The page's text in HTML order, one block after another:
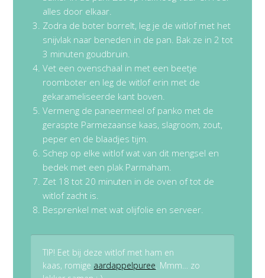
alles door elkaar.
Zodra de boter borrelt, leg je de witlof met het
snijvlak naar beneden in de pan. Bak ze in 2 tot
3 minuten goudbruin.
Vet een ovenschaal in met een beetje
roomboter en leg de witlof erin met de
gekarameliseerde kant boven.
Vermeng de paneermeel of panko met de
geraspte Parmezaanse kaas, slagroom, zout,
peper en de blaadjes tijm.
Schep op elke witlof wat van dit mengsel en
bedek met een plak Parmaham.
Zet 18 tot 20 minuten in de oven of tot de
witlof zacht is.
Besprenkel met wat olijfolie en serveer.
TIP! Eet bij deze witlof met ham en
kaas, romige aardappelpuree. Mmm… zo